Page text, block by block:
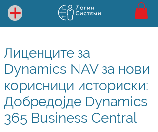
Лиценците за
Dynamics NAV за нови
корисници историски:
Добредојде Dynamics
365 Business Central